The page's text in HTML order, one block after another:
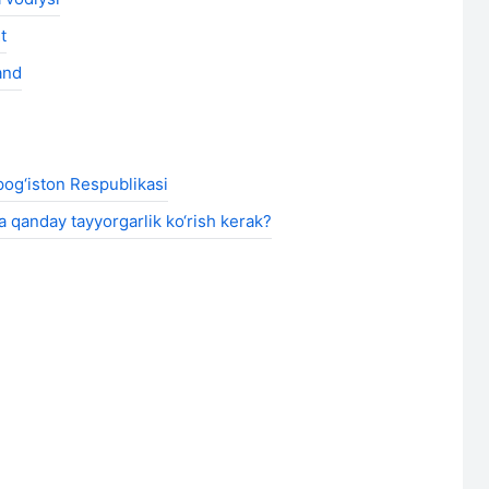
Respublikasi
qanday tayyorgarlik ko‘rish kerak?